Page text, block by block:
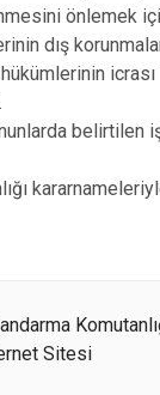
önlemek
dış
belirtilen
Sitesi